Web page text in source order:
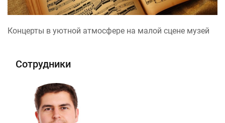
Концерты в уютной атмосфере на малой сцене музей
Сотрудники